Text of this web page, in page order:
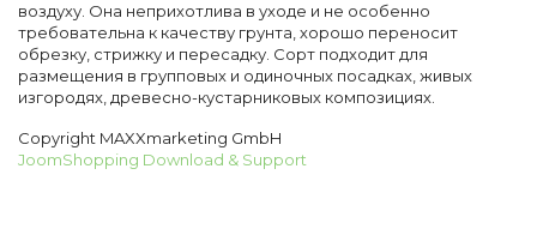
воздуху. Она неприхотлива в уходе и не особенно
требовательна к качеству грунта, хорошо переносит
обрезку, стрижку и пересадку. Сорт подходит для
размещения в групповых и одиночных посадках, живых
изгородях, древесно-кустарниковых композициях.
Copyright MAXXmarketing GmbH
JoomShopping Download & Support